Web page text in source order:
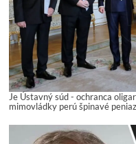
Je Ústavný súd - ochranca
mimovládky perú špinavé